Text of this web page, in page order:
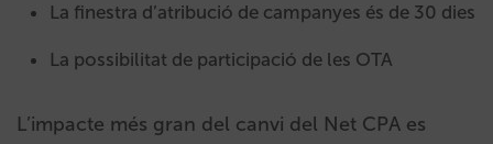
La finestra d’atribució de campanyes és de 30 dies
La possibilitat de participació de les OTA
L’impacte més gran del canvi del Net CPA es